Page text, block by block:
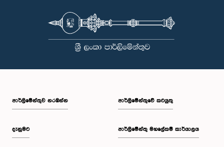
පාර්ලි‌මේන්තුව නරඹන්න
දැනුමට
පාර්ලිමේන්තුවේ කටයුතු
පාර්ලිමේන්තු මහලේකම් කාර්යාලය